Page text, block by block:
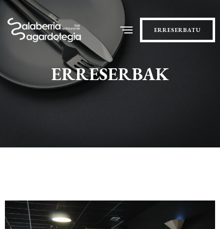
ERRESERBATU
ERRESERBAK